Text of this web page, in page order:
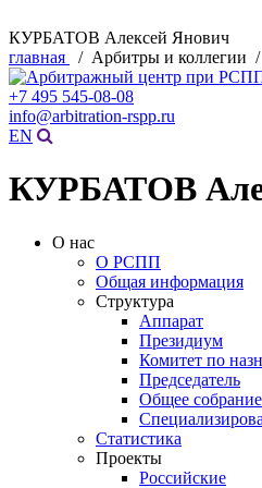
КУРБАТОВ Алексей Янович
главная
/ Арбитры и коллегии
+7 495 545-08-08
info@arbitration-rspp.ru
EN
КУРБАТОВ
О нас
О РСПП
Общая информация
Структура
Аппарат
Президиум
Комитет по
Председатель
Общее
Статистика
Проекты
Российские